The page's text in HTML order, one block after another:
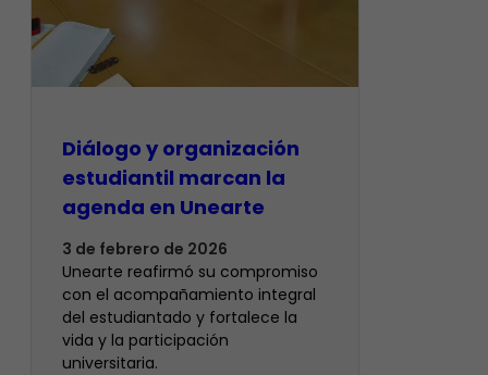
Diálogo y organización
estudiantil marcan la
agenda en Unearte
3 de febrero de 2026
Unearte reafirmó su compromiso
con el acompañamiento integral
del estudiantado y fortalece la
vida y la participación
universitaria.